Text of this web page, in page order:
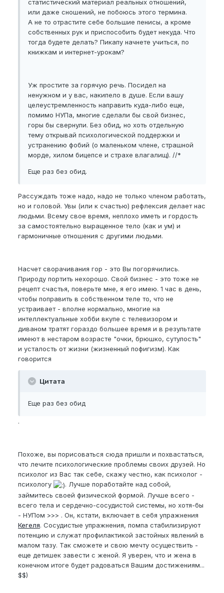
статистический материал реальных отношений,
или даже сношений, не побоюсь этого термина.
А не то отрастите себе большие пенисы, а кроме
собственных рук и приспособить будет некуда. Что
тогда будете делать? Пикапу начнете учиться, по
книжкам и интернет-урокам?
Уж простите за горячую речь. Посидел на
ненужном и у вас, накипело в душе. Если вашу
целеустремленность направить куда-либо еще,
помимо НУПа, многие сделали бы свой бизнес,
горы бы свернули. Без обид, но хоть отдельную
тему открывай психологической поддержки и
устранению фобий (о маленьком члене, страшной
морде, хилом бицепсе и страхе влагалищ). //*
Еще раз без обид.
Рассуждать тоже надо, надо не только членом работать,
но и головой. Увы (или к счастью) рефлексия делает нас
людьми. Всему свое время, неплохо иметь и гордость
за самостоятельно выращенное тело (как и ум) и
гармоничные отношения с другими людьми.
Насчет сворачивания гор - это Вы погорячились.
Природу портить нехорошо. Свой бизнес - это тоже не
рецепт счастья, поверьте мне, я его имею. 1 час в день,
чтобы поправить в собственном теле то, что не
устраивает - вполне нормально, многие на
интеллектуальные хобби вкупе с телевизором и
диваном тратят гораздо большее время и в результате
имеют в нестаром возрасте "очки, брюшко, сутулость"
и усталость от жизни (жизненный пофигизм). Как
говорится
Цитата
Еще раз без обид
.
Похоже, вы порисоваться сюда пришли и похвастаться,
что лечите психологические проблемы своих друзей. Но
психолог из Вас так себе, скажу честно, как психолог -
психологу
. Лучше поработайте над собой,
займитесь своей физической формой. Лучше всего -
всего тела и сердечно-сосудистой системы, но хотя-бы
- НУПом >>> . Он, кстати, включает в себя упражнения
Кегеля. Сосудистые упражнения, помпа стабилизируют
потенцию и служат профилактикой застойных явлений в
малом тазу. Так сможете и свою мечту осуществить -
еще детишек завести с женой. Я уверен, что и жена в
конечном итоге будет радоваться Вашим достижениям...
$$)